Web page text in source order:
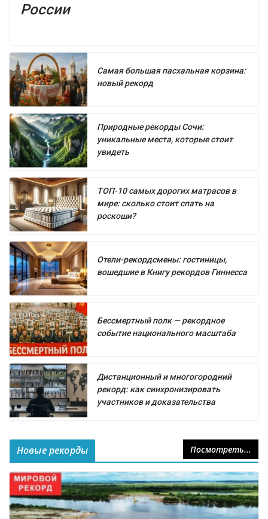
России
Самая большая пасхальная корзина:
новый рекорд
Природные рекорды Сочи:
уникальные места, которые стоит
увидеть
ТОП-10 самых дорогих матрасов в
мире: сколько стоит спать на
роскоши?
Отели-рекордсмены: гостиницы,
вошедшие в Книгу рекордов Гиннесса
Бессмертный полк — рекордное
событие национального масштаба
Дистанционный и многогородний
рекорд: как синхронизировать
участников и доказательства
Новые рекорды Посмотреть...